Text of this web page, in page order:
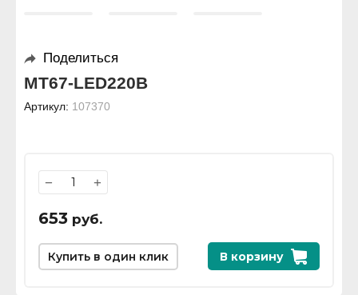
Поделиться
MT67-LED220B
Артикул: 107370
− +
653 руб.
В корзину
Купить в один клик